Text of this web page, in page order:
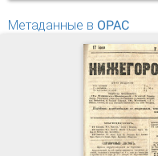
Метаданные в OPAC